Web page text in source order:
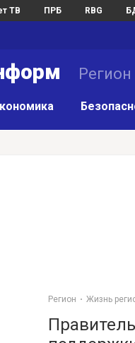
ТВ ПРБ RBG
Регион
Регион Жизнь